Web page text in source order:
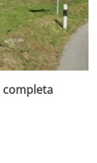
completa